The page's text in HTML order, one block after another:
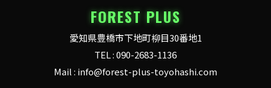
FOREST PLUS
愛知県豊橋市下地町柳目30番地1
TEL : 090-2683-1136
Mail : info@forest-plus-toyohashi.com